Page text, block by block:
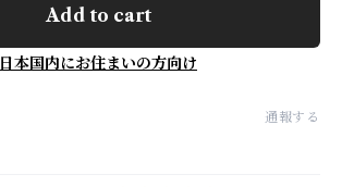
Add to cart
日本国内にお住まいの方向け
通報する